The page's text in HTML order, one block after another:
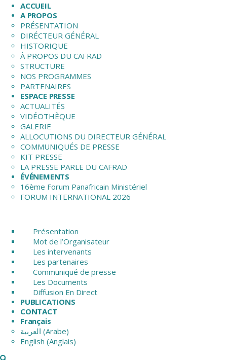
ACCUEIL
A PROPOS
PRÉSENTATION
DIRÉCTEUR GÉNÉRAL
HISTORIQUE
À PROPOS DU CAFRAD
STRUCTURE
NOS PROGRAMMES
PARTENAIRES
ESPACE PRESSE
ACTUALITÉS
VIDÉOTHÈQUE
GALERIE
ALLOCUTIONS DU DIRECTEUR GÉNÉRAL
COMMUNIQUÉS DE PRESSE
KIT PRESSE
LA PRESSE PARLE DU CAFRAD
ÉVÉNEMENTS
16ème Forum Panafricain Ministériel
FORUM INTERNATIONAL 2026
Présentation
Mot de l’Organisateur
Les intervenants
Les partenaires
Communiqué de presse
Les Documents
Diffusion En Direct
PUBLICATIONS
CONTACT
Français
العربية (Arabe)
English (Anglais)